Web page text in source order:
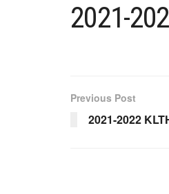
2021-
Previous Post
2021-2022